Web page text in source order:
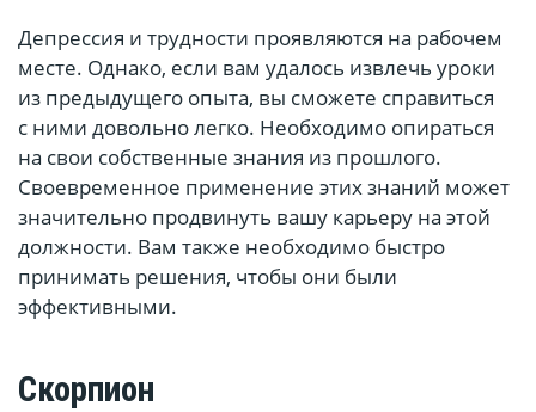
Депрессия и трудности проявляются на рабочем
месте. Однако, если вам удалось извлечь уроки
из предыдущего опыта, вы сможете справиться
с ними довольно легко. Необходимо опираться
на свои собственные знания из прошлого.
Своевременное применение этих знаний может
значительно продвинуть вашу карьеру на этой
должности. Вам также необходимо быстро
принимать решения, чтобы они были
эффективными.
Скорпион